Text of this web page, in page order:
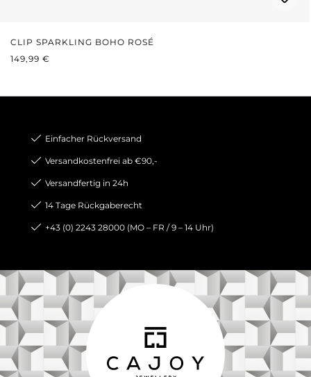
CLIP SPARKLING BOHO ROSÉ
REGULÄRER PREIS:
149,99 €
Einfacher Rückversand
Versandkostenfrei ab €90,-
Versandfertig in 24h
14 Tage Rückgaberecht
+43 (0) 2243 28000 (MO – FR / 9 – 14 Uhr)